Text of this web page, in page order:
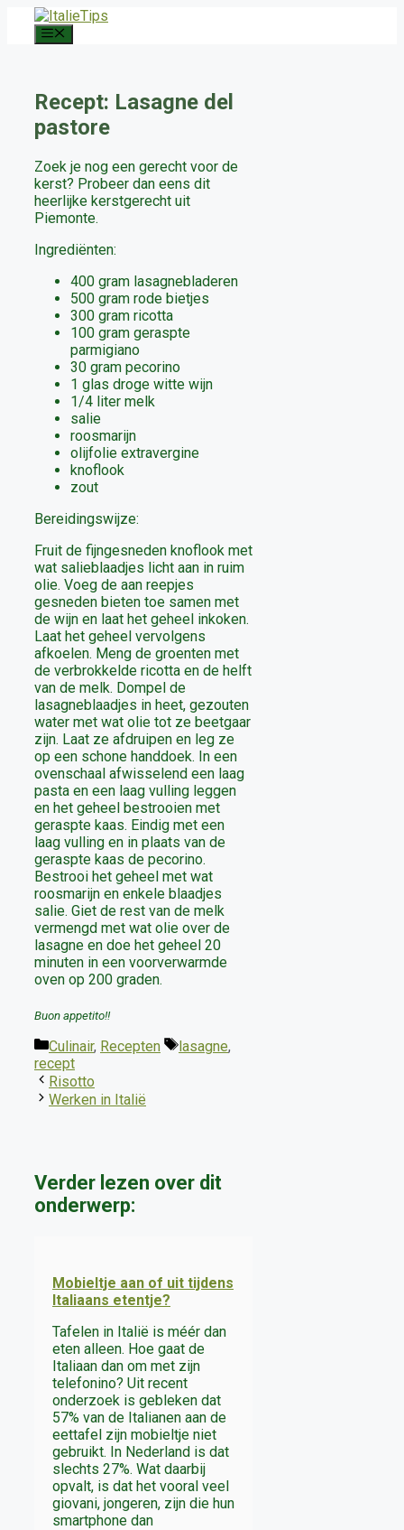
Recept: Lasagne del
pastore
Zoek je nog een gerecht voor de
kerst? Probeer dan eens dit
heerlijke kerstgerecht uit
Piemonte.
Ingrediënten:
400 gram lasagnebladeren
500 gram rode bietjes
300 gram ricotta
100 gram geraspte
parmigiano
30 gram pecorino
1 glas droge witte wijn
1/4 liter melk
salie
roosmarijn
olijfolie extravergine
knoflook
zout
Bereidingswijze:
Fruit de fijngesneden knoflook met
wat salieblaadjes licht aan in ruim
olie. Voeg de aan reepjes
gesneden bieten toe samen met
de wijn en laat het geheel inkoken.
Laat het geheel vervolgens
afkoelen. Meng de groenten met
de verbrokkelde ricotta en de helft
van de melk. Dompel de
lasagneblaadjes in heet, gezouten
water met wat olie tot ze beetgaar
zijn. Laat ze afdruipen en leg ze
op een schone handdoek. In een
ovenschaal afwisselend een laag
pasta en een laag vulling leggen
en het geheel bestrooien met
geraspte kaas. Eindig met een
laag vulling en in plaats van de
geraspte kaas de pecorino.
Bestrooi het geheel met wat
roosmarijn en enkele blaadjes
salie. Giet de rest van de melk
vermengd met wat olie over de
lasagne en doe het geheel 20
minuten in een voorverwarmde
oven op 200 graden.
Buon appetito!!
Categorieën
Culinair, Recepten Tags
lasagne,
recept
Risotto
Werken in Italië
Verder lezen over dit
onderwerp:
Mobieltje aan of uit tijdens
Italiaans etentje?
Tafelen in Italië is méér dan
eten alleen. Hoe gaat de
Italiaan dan om met zijn
telefonino? Uit recent
onderzoek is gebleken dat
57% van de Italianen aan de
eettafel zijn mobieltje niet
gebruikt. In Nederland is dat
slechts 27%. Wat daarbij
opvalt, is dat het vooral veel
giovani, jongeren, zijn die hun
smartphone dan